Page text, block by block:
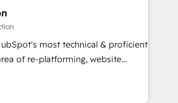
Portugal—we've executed over a
Our approach,
principles, integrates analysis,
and qualification. Leveraging
tactics, we focus on
and converting leads.
most technical & proficient
of re-platforming, website
We specialize in multi-hub
for mid-market & enterprise